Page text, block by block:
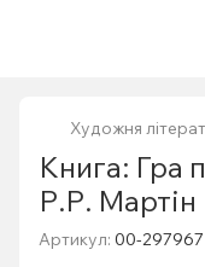
Художня
Книга: Гра
Р.Р. Мартін
Артикул: 00-297967